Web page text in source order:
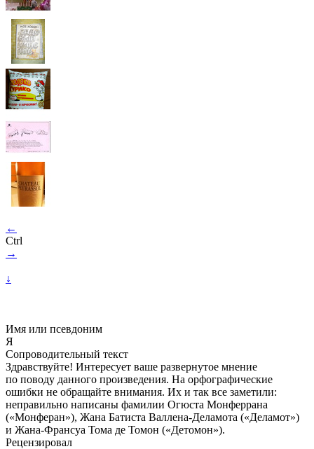
←
Ctrl
→
↓
Имя или псевдоним
Я
Сопроводительный текст
Здравствуйте! Интересует ваше развернутое мнение
по поводу данного произведения. На орфографические
ошибки не обращайте внимания. Их и так все заметили:
неправильно написаны фамилии Огюста Монферрана
(«Монферан»), Жана Батиста Валлена-Деламота («Деламот»)
и Жана-Франсуа Тома де Томон («Детомон»).
Рецензировал